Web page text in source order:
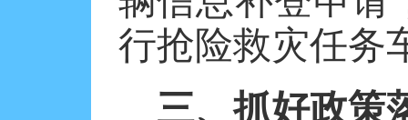
行抢险救灾任务
三、抓好政策